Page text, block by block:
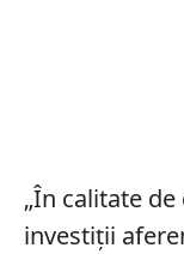
„În calitate
investiţii